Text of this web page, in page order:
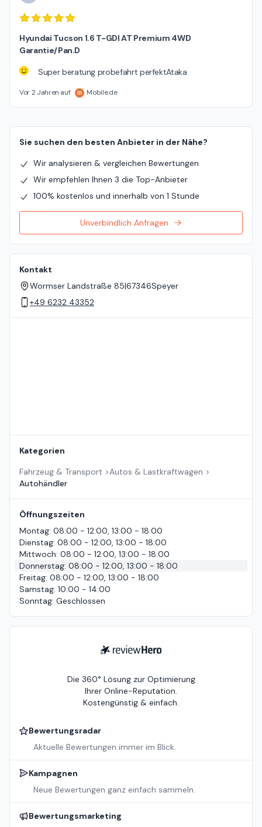
Hyundai Tucson 1.6 T-GDI AT Premium 4WD
Garantie/Pan.D
Super beratung probefahrt perfektAtaka
Vor 2 Jahren auf Mobile.de
Sie suchen den besten Anbieter in der Nähe?
Wir analysieren & vergleichen Bewertungen
Wir empfehlen Ihnen 3 die Top-Anbieter
100% kostenlos und innerhalb von 1 Stunde
Unverbindlich Anfragen
Kontakt
Wormser Landstraße 85|67346Speyer
+49 6232 43352
Kategorien
Fahrzeug & Transport >Autos & Lastkraftwagen >
Autohändler
Öffnungszeiten
Montag: 08:00 - 12:00, 13:00 - 18:00
Dienstag: 08:00 - 12:00, 13:00 - 18:00
Mittwoch: 08:00 - 12:00, 13:00 - 18:00
Donnerstag: 08:00 - 12:00, 13:00 - 18:00
Freitag: 08:00 - 12:00, 13:00 - 18:00
Samstag: 10:00 - 14:00
Sonntag: Geschlossen
ReviewHero
Die 360° Lösung zur Optimierung
Ihrer Online-Reputation.
Kostengünstig & einfach.
Bewertungsradar
Aktuelle Bewertungen immer im Blick.
Kampagnen
Neue Bewertungen ganz einfach sammeln.
Bewertungsmarketing